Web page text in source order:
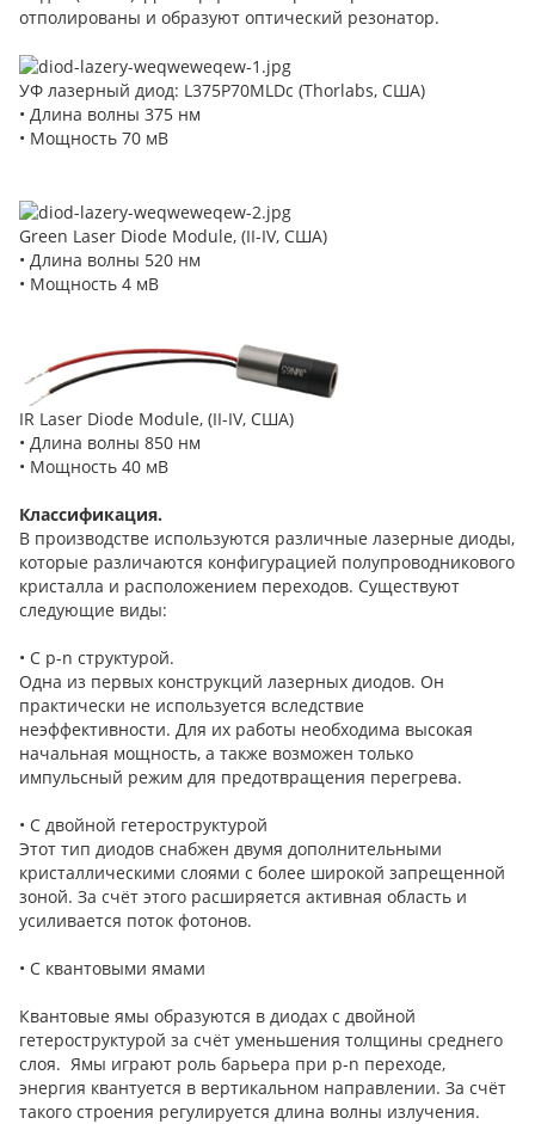
отполированы и образуют оптический резонатор.
УФ лазерный диод: L375P70MLDc (Thorlabs, США)
• Длина волны 375 нм
• Мощность 70 мВ
Green Laser Diode Module, (II-IV, США)
• Длина волны 520 нм
• Мощность 4 мВ
IR Laser Diode Module, (II-IV, США)
• Длина волны 850 нм
• Мощность 40 мВ
Классификация.
В производстве используются различные лазерные диоды,
которые различаются конфигурацией полупроводникового
кристалла и расположением переходов. Существуют
следующие виды:
• С p-n структурой.
Одна из первых конструкций лазерных диодов. Он
практически не используется вследствие
неэффективности. Для их работы необходима высокая
начальная мощность, а также возможен только
импульсный режим для предотвращения перегрева.
• С двойной гетероструктурой
Этот тип диодов снабжен двумя дополнительными
кристаллическими слоями с более широкой запрещенной
зоной. За счёт этого расширяется активная область и
усиливается поток фотонов.
• С квантовыми ямами
Квантовые ямы образуются в диодах с двойной
гетероструктурой за счёт уменьшения толщины среднего
слоя. Ямы играют роль барьера при p-n переходе,
энергия квантуется в вертикальном направлении. За счёт
такого строения регулируется длина волны излучения.